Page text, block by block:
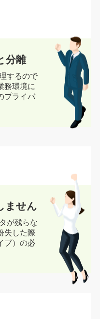
分離
するので
務環境に
プライバ
ません
が残らな
失した際
プ）の必